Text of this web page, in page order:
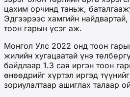
цахим орчинд таньж,
Эдгээрээс хамгийн
тоон гарын үсэг аж.
Монгол Улс 2022 онд тоон
жилийн хугацаатай үнэ
байдлаар 1.3 сая иргэн тоон
өнөөдрийг хүртэл иргэд
зориулалтаар ашиглах талаар